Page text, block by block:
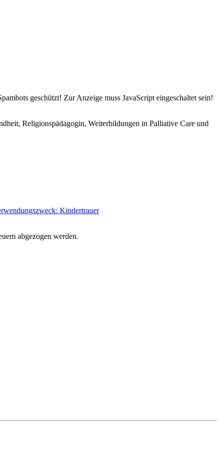
geschützt! Zur Anzeige muss JavaScript eingeschaltet sein!
Religionspädagogin, Weiterbildungen in Palliative Care und
Kindertrauer
abgezogen werden.